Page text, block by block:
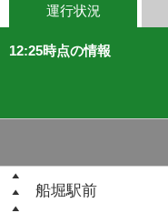
運行状況
12:25時点の情報
船堀駅前